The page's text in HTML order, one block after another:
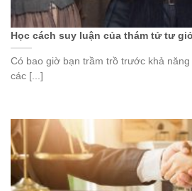
Học cách suy luận của thám tử tư
Có bao giờ bạn trầm trồ trước khả
các [...]